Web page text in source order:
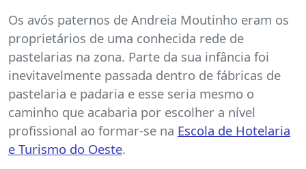
Os avós paternos de Andreia Moutinho eram os
proprietários de uma conhecida rede de
pastelarias na zona. Parte da sua infância foi
inevitavelmente passada dentro de fábricas de
pastelaria e padaria e esse seria mesmo o
caminho que acabaria por escolher a nível
profissional ao formar-se na Escola de Hotelaria
e Turismo do Oeste.